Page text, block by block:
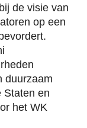
de visie van
op een
duurzaam
Staten en
het WK